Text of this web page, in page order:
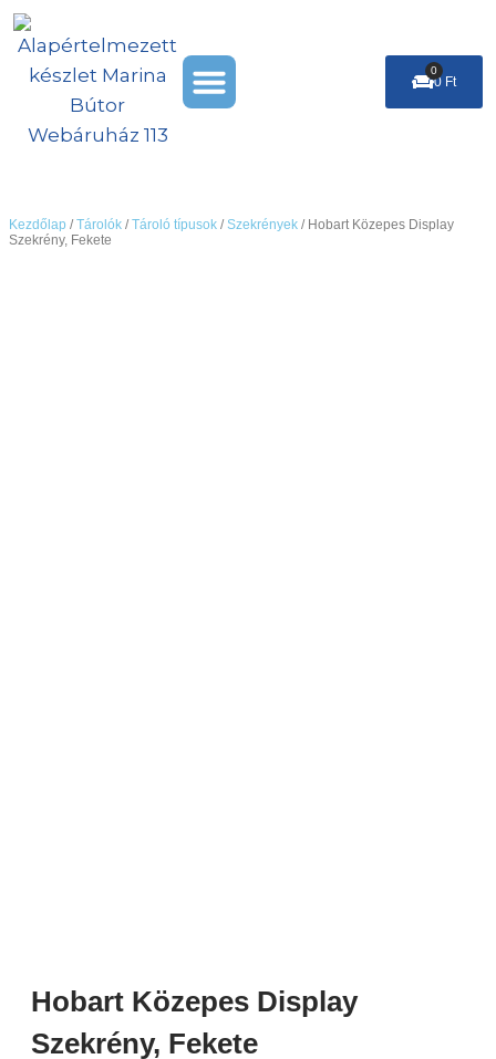
Skip
content
Menu 0 Ft
0
Cart
Kezdőlap /Tárolók /Tároló típusok /Szekrények / Hobart Közepes Display
Szekrény, Fekete
Hobart Közepes Display
Szekrény, Fekete